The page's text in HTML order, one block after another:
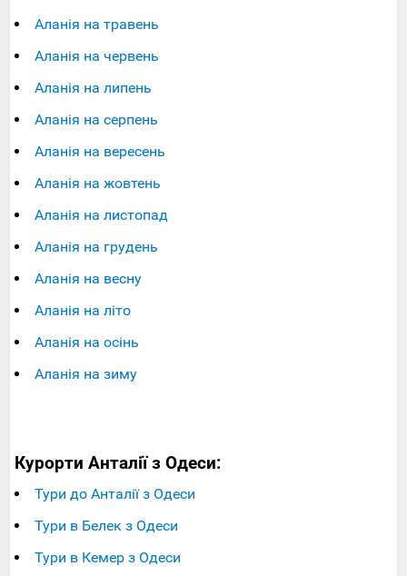
Аланія на травень
Аланія на червень
Аланія на липень
Аланія на серпень
Аланія на вересень
Аланія на жовтень
Аланія на листопад
Аланія на грудень
Аланія на весну
Аланія на літо
Аланія на осінь
Аланія на зиму
Курорти Анталії з Одеси:
Тури до Анталії з Одеси
Тури в Белек з Одеси
Тури в Кемер з Одеси